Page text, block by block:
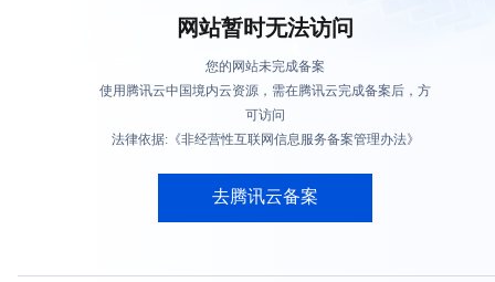
网站暂时无法访问
您的网站未完成备案
使用腾讯云中国境内云资源，需在腾讯云完成备案后，方
可访问
法律依据:《非经营性互联网信息服务备案管理办法》
去腾讯云备案